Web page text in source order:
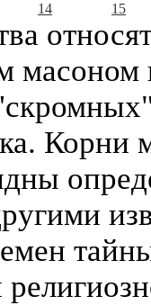
14 15
масоном
Корни